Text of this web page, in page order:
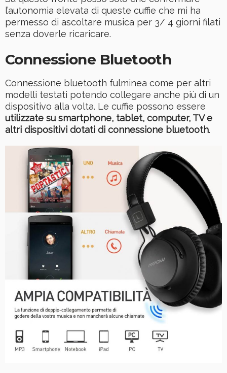
l’autonomia elevata di queste cuffie che mi ha
permesso di ascoltare musica per 3/ 4 giorni filati
senza doverle ricaricare.
Connessione Bluetooth
Connessione bluetooth fulminea come per altri
modelli testati potendo collegare anche più di un
dispositivo alla volta. Le cuffie possono essere
utilizzate su smartphone, tablet, computer, TV e
altri dispositivi dotati di connessione bluetooth.